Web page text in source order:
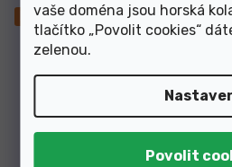
vaše doména jsou horská
tlačítko „Povolit cookies“
zelenou.
Novinka